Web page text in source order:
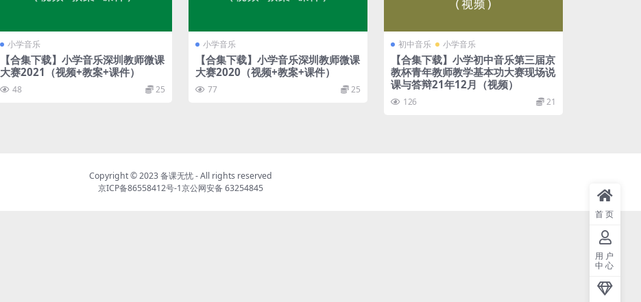
小学音乐
【合集下载】小学音乐深圳教师微课
大赛2021（视频+教案+课件）
48 25
小学音乐
【合集下载】小学音乐深圳教师微课
大赛2020（视频+教案+课件）
77 25
初中音乐 小学音乐
【合集下载】小学初中音乐第三届京
教杯青年教师教学基本功大赛现场说
课与答辩21年12月（视频）
126 21
Copyright © 2023备课无忧- All rights reserved
京ICP备86558412号-1京公网安备 63254845
首页
用户
中心